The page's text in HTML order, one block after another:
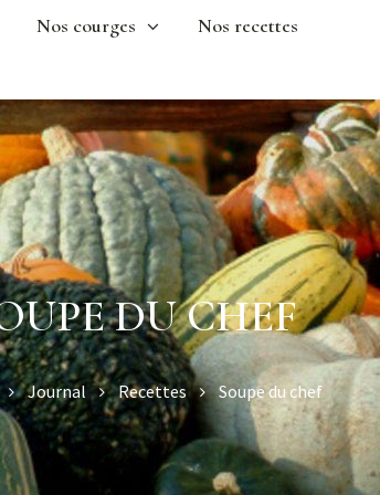
Nos courges
Nos recettes
DU CHEF
Journal Recettes Soupe du chef